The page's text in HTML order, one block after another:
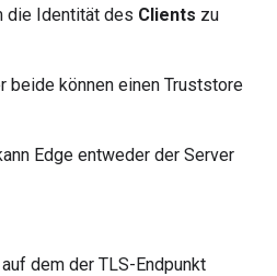
die Identität des Clients zu
beide können einen Truststore
Edge entweder der Server
dem der TLS-Endpunkt